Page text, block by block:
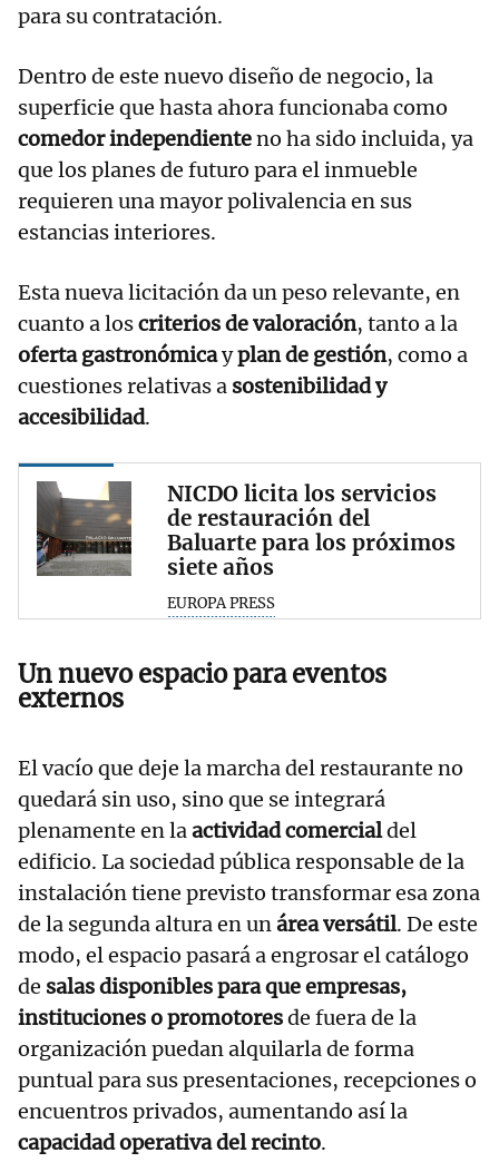
para su contratación.
Dentro de este nuevo diseño de negocio, la
superficie que hasta ahora funcionaba como
comedor independienteno ha sido incluida, ya
que los planes de futuro para el inmueble
requieren una mayor polivalencia en sus
estancias interiores.
Esta nueva licitación da un peso relevante, en
cuanto a loscriterios de valoración, tanto a la
oferta gastronómicayplan de gestión, como a
cuestiones relativas a sostenibilidad y
accesibilidad.
NICDO licita los servicios
de restauración del
Baluarte para los próximos
siete años
EUROPA PRESS
Un nuevo espacio para eventos
externos
El vacío que deje la marcha del restaurante no
quedará sin uso, sino que se integrará
plenamente en laactividad comercialdel
edificio. La sociedad pública responsable de la
instalación tiene previsto transformar esa zona
de la segunda altura en unárea versátil. De este
modo, el espacio pasará a engrosar el catálogo
de salas disponibles para que empresas,
instituciones o promotoresde fuera de la
organización puedan alquilarla de forma
puntual para sus presentaciones, recepciones o
encuentros privados, aumentando así la
capacidad operativa del recinto.